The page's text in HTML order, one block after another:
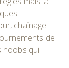
chaînage
de
noobs qui